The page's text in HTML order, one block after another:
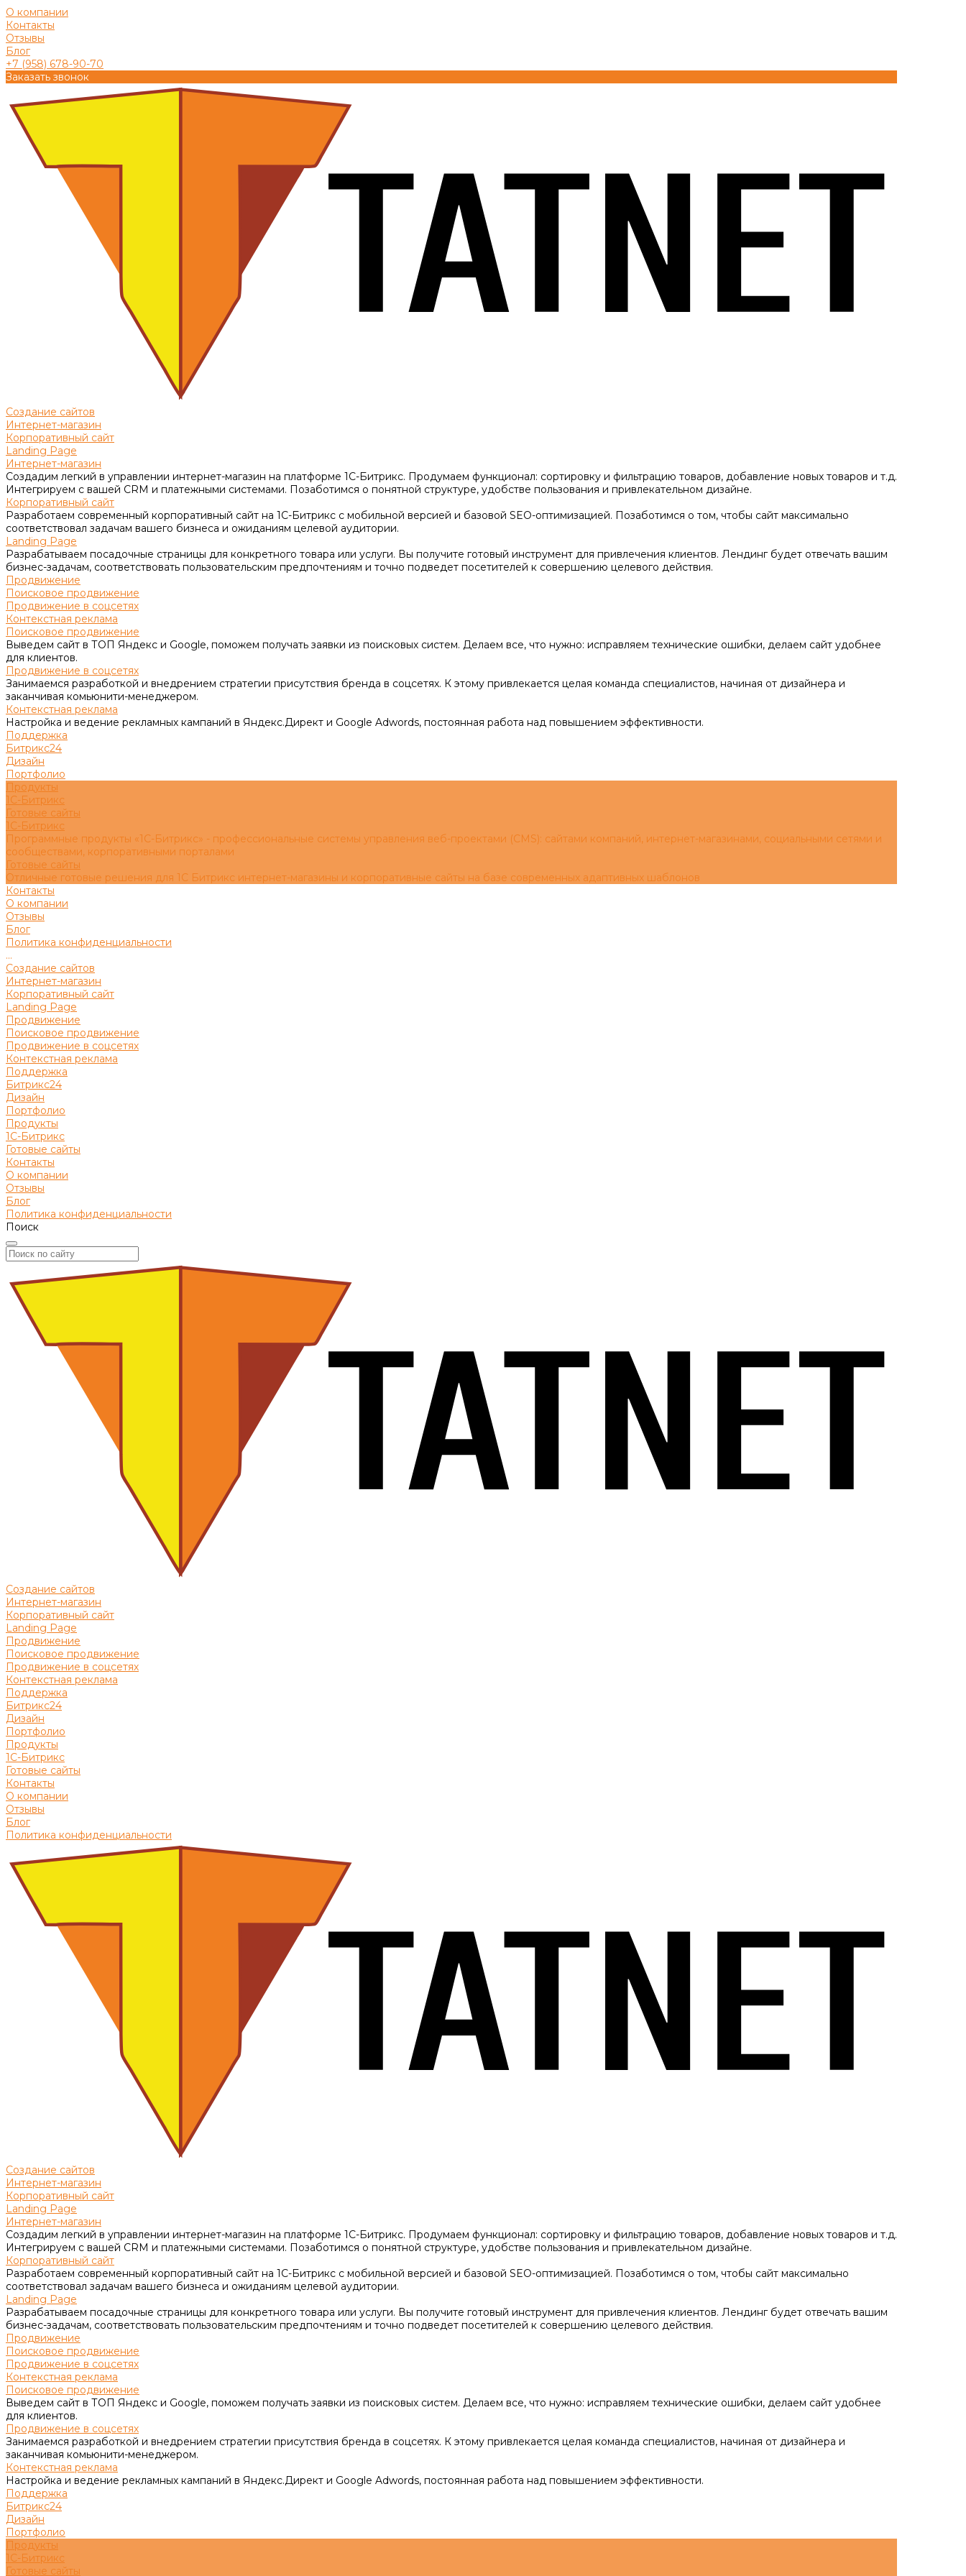
О компании
Контакты
Отзывы
Блог
+7 (958) 678-90-70
Заказать звонок
Создание сайтов
Интернет-магазин
Корпоративный сайт
Landing Page
Интернет-магазин
Создадим легкий в управлении интернет-магазин на платформе 1С-Битрикс. Продумаем функционал: сортировку и фильтрацию товаров, добавление новых товаров и т.д.
Интегрируем с вашей CRM и платежными системами. Позаботимся о понятной структуре, удобстве пользования и привлекательном дизайне.
Корпоративный сайт
Разработаем современный корпоративный сайт на 1С-Битрикс с мобильной версией и базовой SEO-оптимизацией. Позаботимся о том, чтобы сайт максимально
соответствовал задачам вашего бизнеса и ожиданиям целевой аудитории.
Landing Page
Разрабатываем посадочные страницы для конкретного товара или услуги. Вы получите готовый инструмент для привлечения клиентов. Лендинг будет отвечать вашим
бизнес-задачам, соответствовать пользовательским предпочтениям и точно подведет посетителей к совершению целевого действия.
Продвижение
Поисковое продвижение
Продвижение в соцсетях
Контекстная реклама
Поисковое продвижение
Выведем сайт в ТОП Яндекс и Google, поможем получать заявки из поисковых систем. Делаем все, что нужно: исправляем технические ошибки, делаем сайт удобнее
для клиентов.
Продвижение в соцсетях
Занимаемся разработкой и внедрением стратегии присутствия бренда в соцсетях. К этому привлекается целая команда специалистов, начиная от дизайнера и
заканчивая комьюнити-менеджером.
Контекстная реклама
Настройка и ведение рекламных кампаний в Яндекс.Директ и Google Adwords, постоянная работа над повышением эффективности.
Поддержка
Битрикс24
Дизайн
Портфолио
Продукты
1С-Битрикс
Готовые сайты
1С-Битрикс
Программные продукты «1С-Битрикс» - профессиональные системы управления веб-проектами (CMS): сайтами компаний, интернет-магазинами, социальными сетями и
сообществами, корпоративными порталами
Готовые сайты
Отличные готовые решения для 1С Битрикс интернет-магазины и корпоративные сайты на базе современных адаптивных шаблонов
Контакты
О компании
Отзывы
Блог
Политика конфиденциальности
...
Создание сайтов
Интернет-магазин
Корпоративный сайт
Landing Page
Продвижение
Поисковое продвижение
Продвижение в соцсетях
Контекстная реклама
Поддержка
Битрикс24
Дизайн
Портфолио
Продукты
1С-Битрикс
Готовые сайты
Контакты
О компании
Отзывы
Блог
Политика конфиденциальности
Поиск
Создание сайтов
Интернет-магазин
Корпоративный сайт
Landing Page
Продвижение
Поисковое продвижение
Продвижение в соцсетях
Контекстная реклама
Поддержка
Битрикс24
Дизайн
Портфолио
Продукты
1С-Битрикс
Готовые сайты
Контакты
О компании
Отзывы
Блог
Политика конфиденциальности
Создание сайтов
Интернет-магазин
Корпоративный сайт
Landing Page
Интернет-магазин
Создадим легкий в управлении интернет-магазин на платформе 1С-Битрикс. Продумаем функционал: сортировку и фильтрацию товаров, добавление новых товаров и т.д.
Интегрируем с вашей CRM и платежными системами. Позаботимся о понятной структуре, удобстве пользования и привлекательном дизайне.
Корпоративный сайт
Разработаем современный корпоративный сайт на 1С-Битрикс с мобильной версией и базовой SEO-оптимизацией. Позаботимся о том, чтобы сайт максимально
соответствовал задачам вашего бизнеса и ожиданиям целевой аудитории.
Landing Page
Разрабатываем посадочные страницы для конкретного товара или услуги. Вы получите готовый инструмент для привлечения клиентов. Лендинг будет отвечать вашим
бизнес-задачам, соответствовать пользовательским предпочтениям и точно подведет посетителей к совершению целевого действия.
Продвижение
Поисковое продвижение
Продвижение в соцсетях
Контекстная реклама
Поисковое продвижение
Выведем сайт в ТОП Яндекс и Google, поможем получать заявки из поисковых систем. Делаем все, что нужно: исправляем технические ошибки, делаем сайт удобнее
для клиентов.
Продвижение в соцсетях
Занимаемся разработкой и внедрением стратегии присутствия бренда в соцсетях. К этому привлекается целая команда специалистов, начиная от дизайнера и
заканчивая комьюнити-менеджером.
Контекстная реклама
Настройка и ведение рекламных кампаний в Яндекс.Директ и Google Adwords, постоянная работа над повышением эффективности.
Поддержка
Битрикс24
Дизайн
Портфолио
Продукты
1С-Битрикс
Готовые сайты